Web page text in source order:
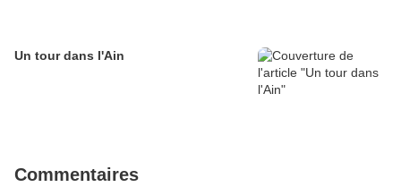
Un tour dans l'Ain
Commentaires